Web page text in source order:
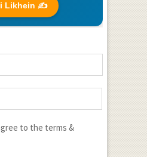
Likhein ✍️
to the terms &